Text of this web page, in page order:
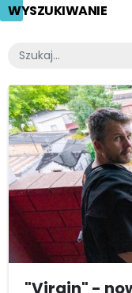
WYSZUKIWANIE
"Virgin" -